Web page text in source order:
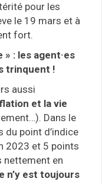
pour les
le 19 mars et à
fort.
: les agent·es
trinquent !
aussi
et la vie
Dans le
du point d’indice
2023 et 5 points
nettement en
n’y est toujours